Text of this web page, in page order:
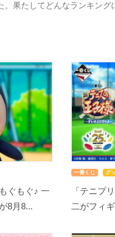
果たしてどんなランキング
ぐもぐ♪ 一
8月8...
一番くじ グ
「テニプ
二がフィ